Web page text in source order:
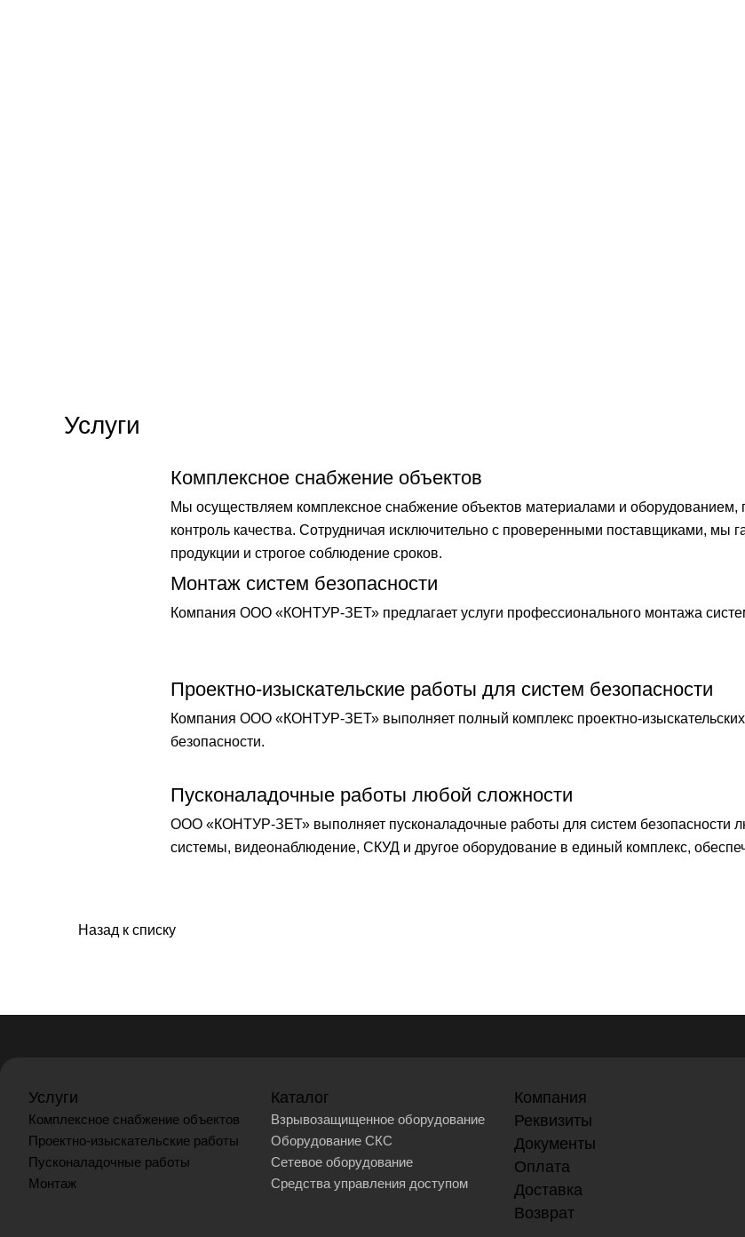
Услуги
Комплексное снабжение объектов
Мы осуществляем комплексное снабжение объектов материалами и оборудованием,
контроль качества. Сотрудничая исключительно с проверенными поставщиками, мы
продукции и строгое соблюдение сроков.
Монтаж систем безопасности
Компания ООО «КОНТУР-ЗЕТ» предлагает услуги профессионального монтажа
Проектно-изыскательские работы для систем безопасности
Компания ООО «КОНТУР-ЗЕТ» выполняет полный комплекс проектно-
безопасности.
Пусконаладочные работы любой сложности
ООО «КОНТУР-ЗЕТ» выполняет пусконаладочные работы для систем безопасности
системы, видеонаблюдение, СКУД и другое оборудование в единый комплекс,
Назад к списку
Услуги
Комплексное снабжение объектов
Проектно-изыскательские работы
Пусконаладочные работы
Монтаж
Каталог
Взрывозащищенное оборудование
Оборудование СКС
Сетевое оборудование
Средства управления доступом
Компания
Реквизиты
Документы
Оплата
Доставка
Возврат